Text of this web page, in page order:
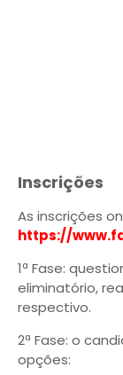
Inscrições
As inscrições
https://
1ª Fase:
eliminatório,
respectivo.
2ª Fase: o
opções: